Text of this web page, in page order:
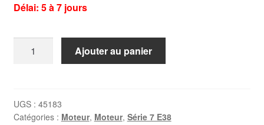
Délai: 5 à 7 jours
E46
/
Ajouter au panier
UGS : 45183
Catégories : Moteur, Moteur, Série 7 E38